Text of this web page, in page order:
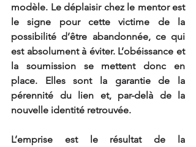
modèle. Le déplaisir chez le mentor est
le signe pour cette victime de la
possibilité d’être abandonnée, ce qui
est absolument à éviter. L’obéissance et
la soumission se mettent donc en
place. Elles sont la garantie de la
pérennité du lien et, par-delà de la
nouvelle identité retrouvée.
L’emprise est le résultat de la